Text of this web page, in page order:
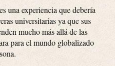
una experiencia que debería
universitarias ya que sus
mucho más allá de las
para el mundo globalizado